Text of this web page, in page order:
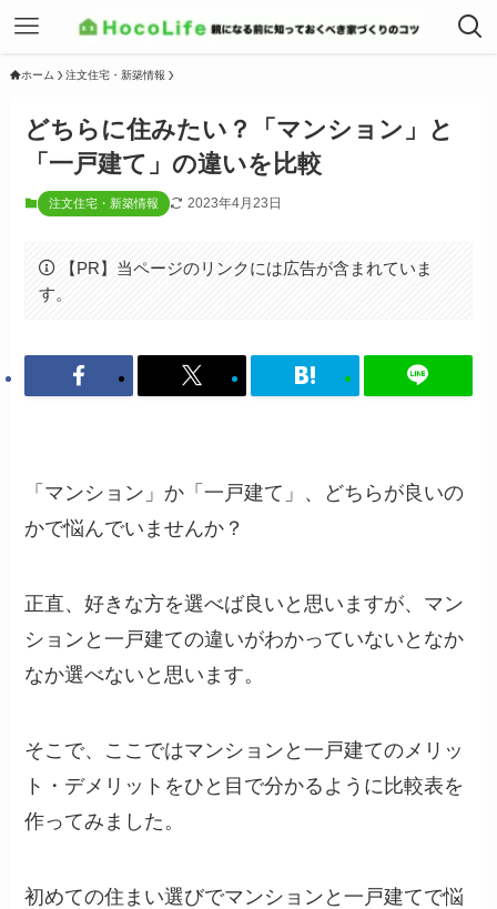
ホーム 注文住宅・新築情報
どちらに住みたい？「マンション」と
「一戸建て」の違いを比較
注文住宅・新築情報 2023年4月23日
【PR】当ページのリンクには広告が含まれていま
す。
「マンション」か「一戸建て」、どちらが良いの
かで悩んでいませんか？
正直、好きな方を選べば良いと思いますが、マン
ションと一戸建ての違いがわかっていないとなか
なか選べないと思います。
そこで、ここではマンションと一戸建てのメリッ
ト・デメリットをひと目で分かるように比較表を
作ってみました。
初めての住まい選びでマンションと一戸建てで悩